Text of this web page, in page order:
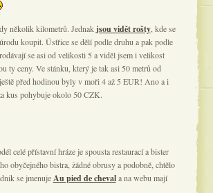
několik kilometrů. Jednak jsou vidět rošty, kde se
koupit. Ústřice se dělí podle druhu a pak podle
se asi od velikosti 5 a viděl jsem i velikost
ty ceny. Ve stánku, který je tak asi 50 metrů od
před hodinou byly v moři 4 až 5 EUR! Ano a i
kus pohybuje okolo 50 CZK.
celé přístavní hráze je spousta restaurací a bister
obyčejného bistra, žádné obrusy a podobně, chtělo
se jmenujeAu pied de chevala na webu mají